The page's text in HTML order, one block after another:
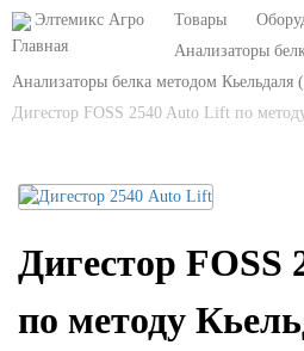
Элтемикс Агро Товары
Анализаторы
Анализаторы белка методом Кьельдаля
Дигестор FOSS 2540 Auto Lift по
Дигестор
по методу